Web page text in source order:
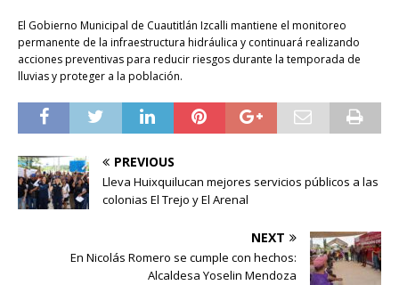
El Gobierno Municipal de Cuautitlán Izcalli mantiene el monitoreo
permanente de la infraestructura hidráulica y continuará realizando
acciones preventivas para reducir riesgos durante la temporada de
lluvias y proteger a la población.
PREVIOUS
Lleva Huixquilucan mejores servicios públicos a las
colonias El Trejo y El Arenal
NEXT
En Nicolás Romero se cumple con hechos:
Alcaldesa Yoselin Mendoza